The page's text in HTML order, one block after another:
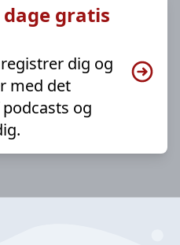
dage gratis
dig og
med det
og